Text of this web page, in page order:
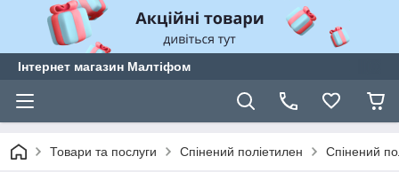
Інтернет магазин Малтіфом
Товари та послуги Спінений поліетилен Спінений